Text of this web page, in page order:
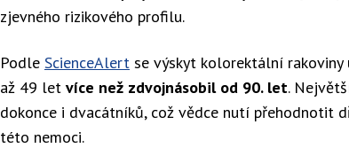
zjevného rizikového profilu.
Podle ScienceAlert se výskyt kolorektální rakoviny
až 49 let více než zdvojnásobil od 90. let.
dokonce i dvacátníků, což vědce nutí přehodnotit
této nemoci.